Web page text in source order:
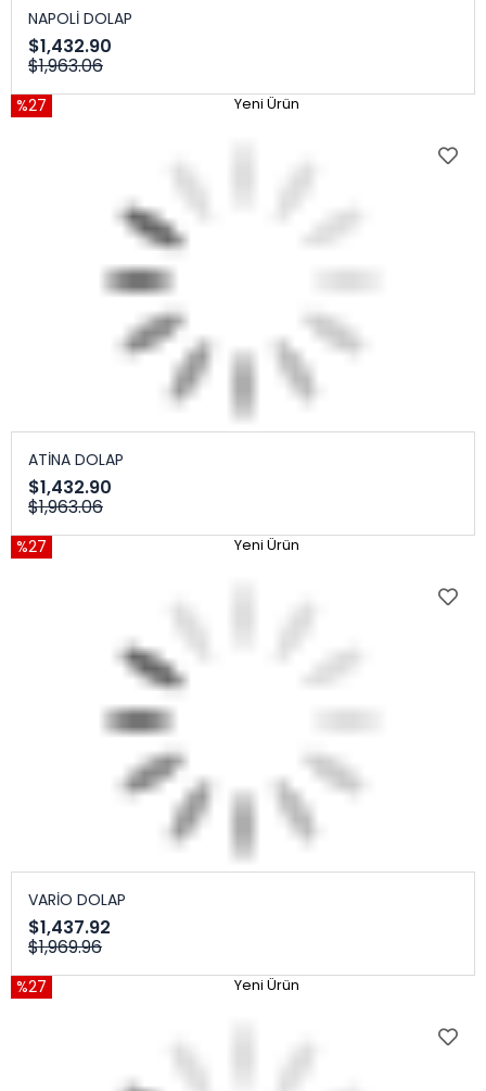
NAPOLİ DOLAP
$1,432.90
$1,963.06
%27 Yeni Ürün
ATİNA DOLAP
$1,432.90
$1,963.06
%27 Yeni Ürün
VARİO DOLAP
$1,437.92
$1,969.96
%27 Yeni Ürün